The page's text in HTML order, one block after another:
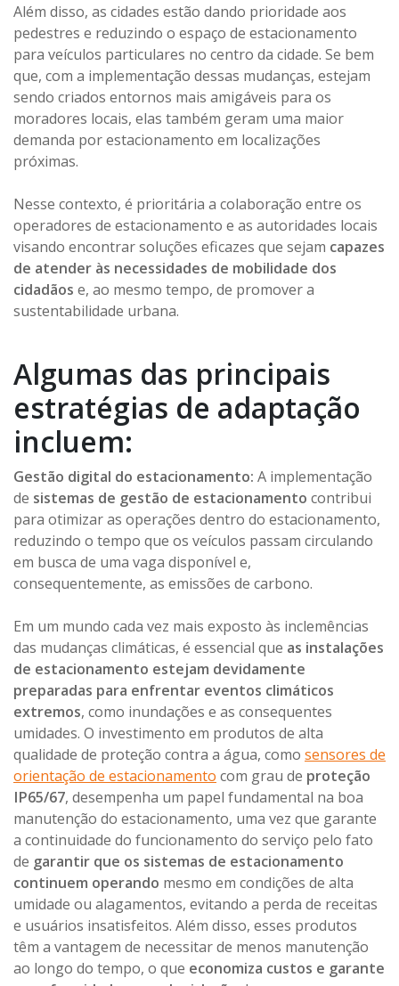
Além disso, as cidades estão dando prioridade aos
pedestres e reduzindo o espaço de estacionamento
para veículos particulares no centro da cidade. Se bem
que, com a implementação dessas mudanças, estejam
sendo criados entornos mais amigáveis para os
moradores locais, elas também geram uma maior
demanda por estacionamento em localizações
próximas.
Nesse contexto, é prioritária a colaboração entre os
operadores de estacionamento e as autoridades locais
visando encontrar soluções eficazes que sejam capazes
de atender às necessidades de mobilidade dos
cidadãos e, ao mesmo tempo, de promover a
sustentabilidade urbana.
Algumas das principais
estratégias de adaptação
incluem:
Gestão digital do estacionamento: A implementação
de sistemas de gestão de estacionamento contribui
para otimizar as operações dentro do estacionamento,
reduzindo o tempo que os veículos passam circulando
em busca de uma vaga disponível e,
consequentemente, as emissões de carbono.
Em um mundo cada vez mais exposto às inclemências
das mudanças climáticas, é essencial que as instalações
de estacionamento estejam devidamente
preparadas para enfrentar eventos climáticos
extremos, como inundações e as consequentes
umidades. O investimento em produtos de alta
qualidade de proteção contra a água, como sensores de
orientação de estacionamento com grau de proteção
IP65/67, desempenha um papel fundamental na boa
manutenção do estacionamento, uma vez que garante
a continuidade do funcionamento do serviço pelo fato
de garantir que os sistemas de estacionamento
continuem operando mesmo em condições de alta
umidade ou alagamentos, evitando a perda de receitas
e usuários insatisfeitos. Além disso, esses produtos
têm a vantagem de necessitar de menos manutenção
ao longo do tempo, o que economiza custos e garante